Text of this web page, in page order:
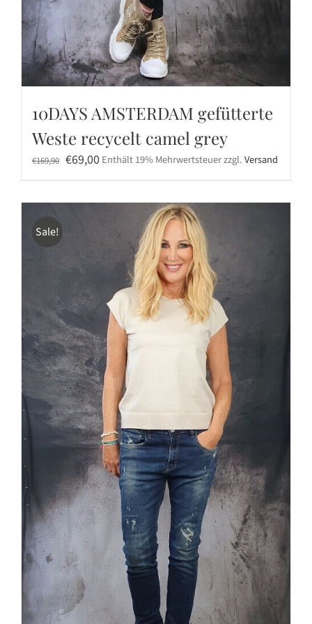
10DAYS AMSTERDAM gefütterte
Weste recycelt camel grey
€169,90 Ursprünglicher
€69,00Aktueller
Enthält 19% Mehrwertsteuerzzgl.Versand
Sale!